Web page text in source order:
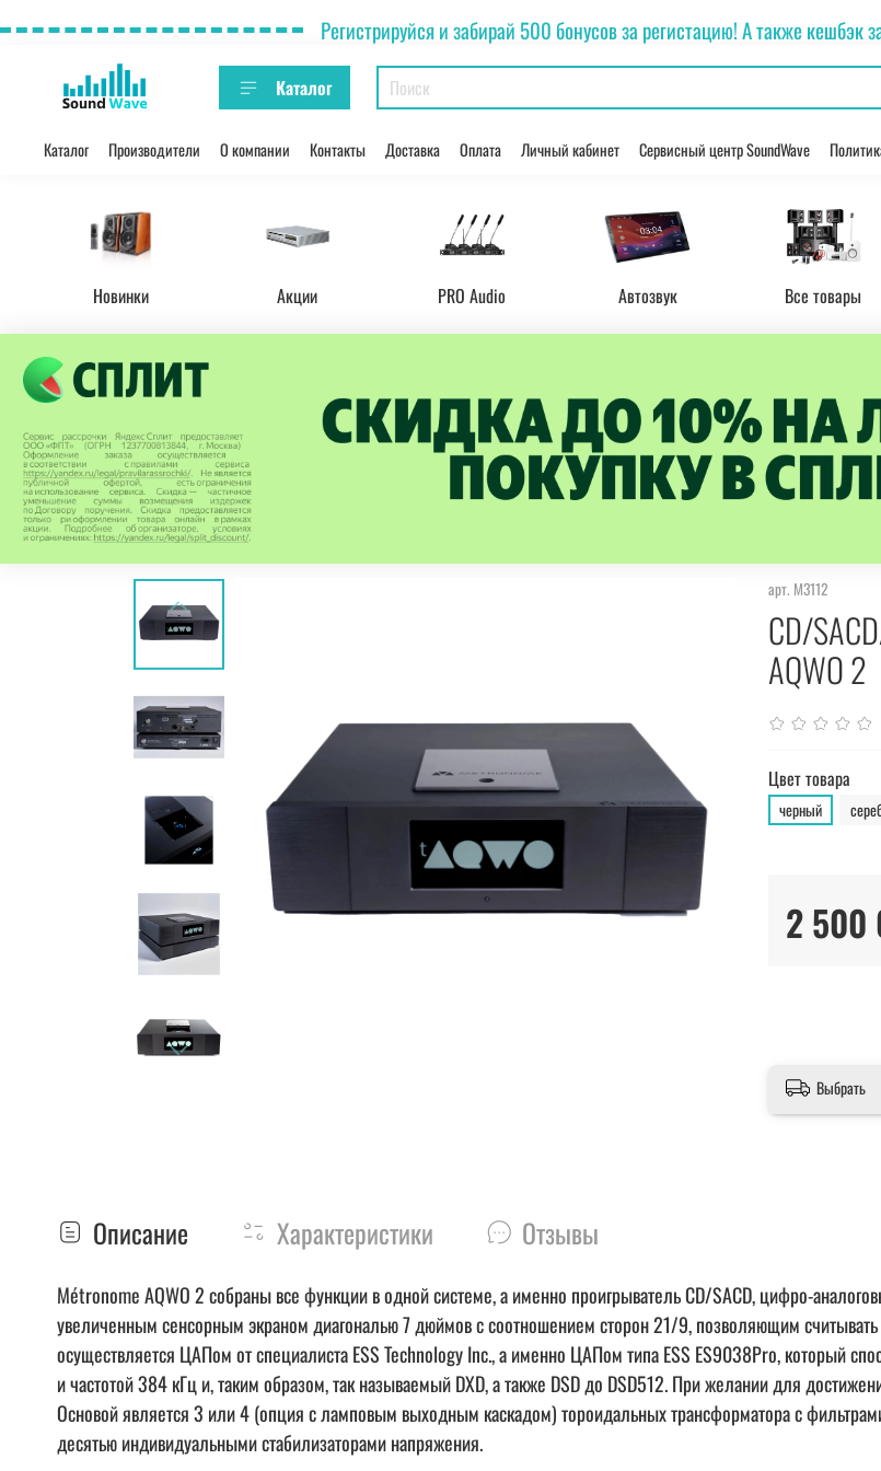
Регистрируйся и забирай 500 бонусов за регистацию! А также кешбэк
Каталог
Каталог Производители О компании Контакты Доставка Оплата Личный кабинет Сервисный центр SoundWave
Новинки Акции PRO Audio Автозвук Все товары
арт. M3112
CD/
AQWO 2
Цвет товара
черный
2 500
Выбрать
Описание Характеристики Отзывы
Métronome AQWO 2 собраны все функции в одной системе, а именно проигрыватель CD/SACD, цифро-
увеличенным сенсорным экраном диагональю 7 дюймов с соотношением сторон 21/9, позволяющим считывать
осуществляется ЦАПом от специалиста ESS Technology Inc., а именно ЦАПом типа ESS ES9038Pro, который
и частотой 384 кГц и, таким образом, так называемый DXD, а также DSD до DSD512. При желании для
Основой является 3 или 4 (опция с ламповым выходным каскадом) тороидальных трансформатора с
десятью индивидуальными стабилизаторами напряжения.